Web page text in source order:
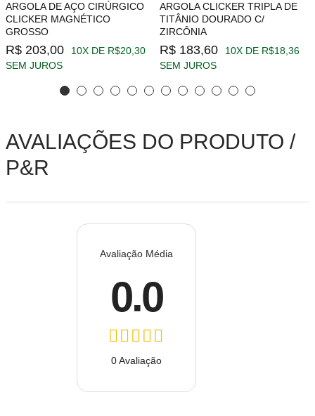
ARGOLA DE AÇO CIRÚRGICO
CLICKER MAGNÉTICO
GROSSO
R$ 203,00
10X DE R$20,30
SEM JUROS
ARGOLA CLICKER TRIPLA DE
TITÂNIO DOURADO C/
ZIRCÔNIA
R$ 183,60
10X DE R$18,36
SEM JUROS
AVALIAÇÕES DO PRODUTO /
P&R
Avaliação Média
0.0
0 Avaliação